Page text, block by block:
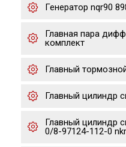
Генератор nqr90
Главная пара
комплект
Главный
Главный цилиндр
Главный цилиндр
0/8-97124-112-0